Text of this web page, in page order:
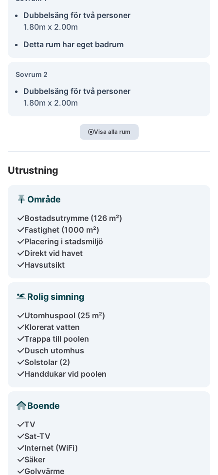
Dubbelsäng för två personer
1.80m x 2.00m
Detta rum har eget badrum
Sovrum 2
Dubbelsäng för två personer
1.80m x 2.00m
Visa alla rum
Utrustning
Område
Bostadsutrymme (126 m²)
Fastighet (1000 m²)
Placering i stadsmiljö
Direkt vid havet
Havsutsikt
Rolig simning
Utomhuspool (25 m²)
Klorerat vatten
Trappa till poolen
Dusch utomhus
Solstolar (2)
Handdukar vid poolen
Boende
TV
Sat-TV
Internet (WiFi)
Säker
Golvvärme